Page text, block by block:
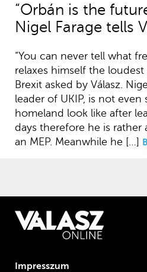
“Orbán is the
Nigel Farage tells
“You can never tell what
relaxes himself the
Brexit asked by Válasz.
leader of UKIP, is not
homeland look like after
days therefore he is
an MEP. Meanwhile he […]
Impresszum